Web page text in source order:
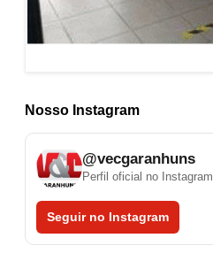
Nosso Instagram
@vecgaranhuns
Perfil oficial no Instagram
Seguir no Instagram